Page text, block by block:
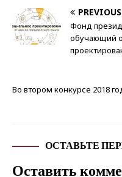
PREVIOUS
Фонд
обучающий
Во втором конкурсе 2018
ОСТАВЬТЕ
Оставить